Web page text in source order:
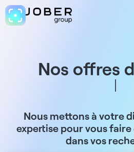
Nos offres
Nous mettons à votre
expertise pour vous
dans vos